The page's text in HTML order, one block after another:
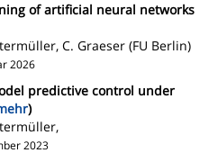
of artificial neural networks
C. Graeser (FU Berlin)
2026
predictive control under
)
2023